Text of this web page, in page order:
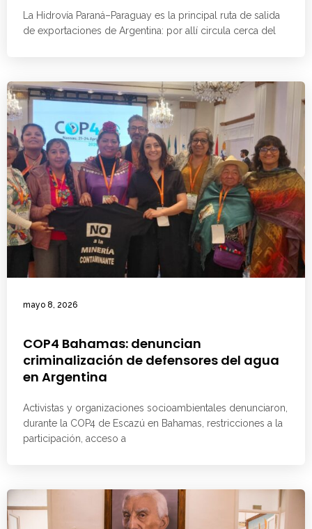
La Hidrovía Paraná–Paraguay es la principal ruta de salida
de exportaciones de Argentina: por allí circula cerca del
mayo 8, 2026
COP4 Bahamas: denuncian
criminalización de defensores del agua
en Argentina
Activistas y organizaciones socioambientales denunciaron,
durante la COP4 de Escazú en Bahamas, restricciones a la
participación, acceso a